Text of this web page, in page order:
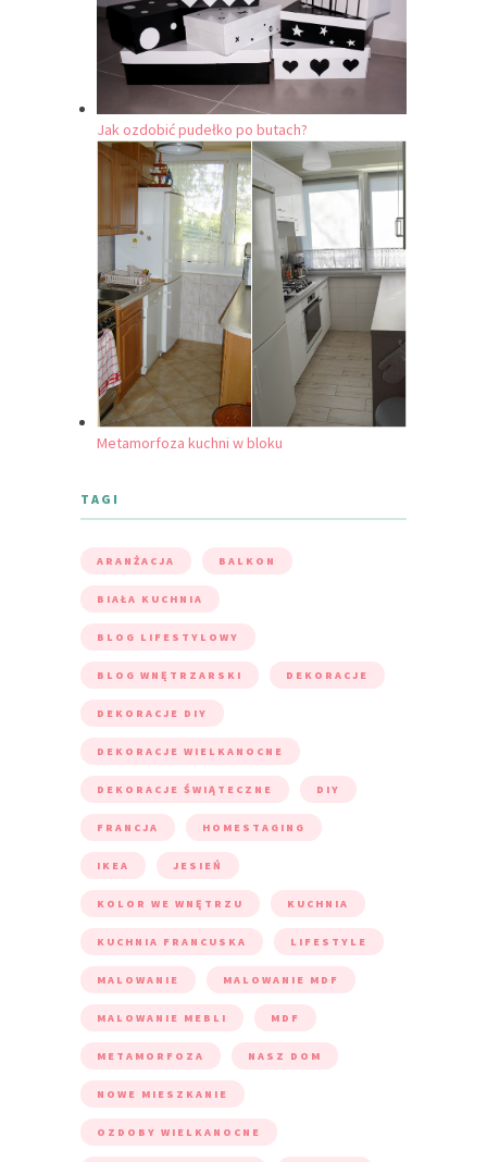
Jak ozdobić pudełko po butach?
Metamorfoza kuchni w bloku
TAGI
ARANŻACJA BALKON
BIAŁA KUCHNIA
BLOG LIFESTYLOWY
BLOG WNĘTRZARSKI DEKORACJE
DEKORACJE DIY
DEKORACJE WIELKANOCNE
DEKORACJE ŚWIĄTECZNE DIY
FRANCJA HOMESTAGING
IKEA JESIEŃ
KOLOR WE WNĘTRZU KUCHNIA
KUCHNIA FRANCUSKA LIFESTYLE
MALOWANIE MALOWANIE MDF
MALOWANIE MEBLI MDF
METAMORFOZA NASZ DOM
NOWE MIESZKANIE
OZDOBY WIELKANOCNE